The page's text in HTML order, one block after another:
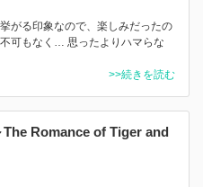
がる印象なので、楽しみだったの
可もなく… 思ったよりハマらな
>>続きを読む
Romance of Tiger and